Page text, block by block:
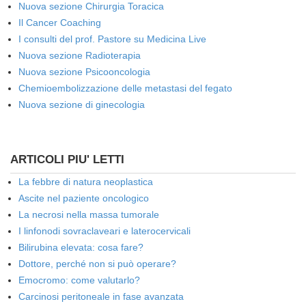
Nuova sezione Chirurgia Toracica
Il Cancer Coaching
I consulti del prof. Pastore su Medicina Live
Nuova sezione Radioterapia
Nuova sezione Psicooncologia
Chemioembolizzazione delle metastasi del fegato
Nuova sezione di ginecologia
ARTICOLI PIU' LETTI
La febbre di natura neoplastica
Ascite nel paziente oncologico
La necrosi nella massa tumorale
I linfonodi sovraclaveari e laterocervicali
Bilirubina elevata: cosa fare?
Dottore, perché non si può operare?
Emocromo: come valutarlo?
Carcinosi peritoneale in fase avanzata